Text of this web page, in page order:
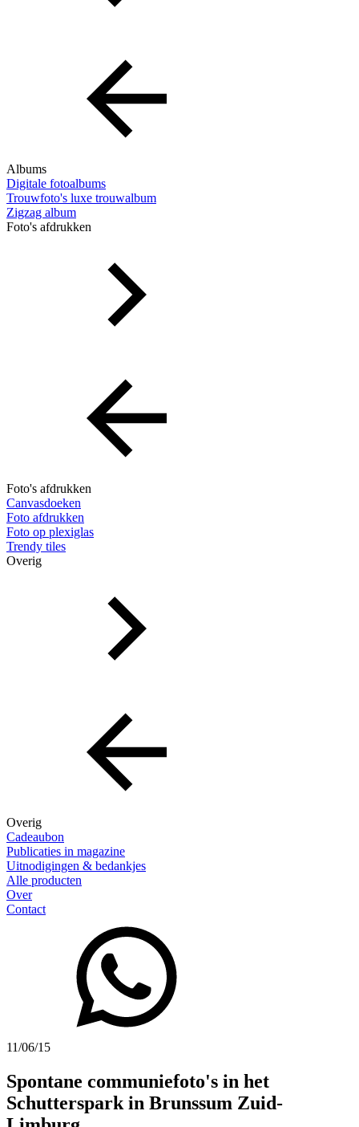
Albums
Digitale fotoalbums
Trouwfoto's luxe trouwalbum
Zigzag album
Foto's afdrukken
Foto's afdrukken
Canvasdoeken
Foto afdrukken
Foto op plexiglas
Trendy tiles
Overig
Overig
Cadeaubon
Publicaties in magazine
Uitnodigingen & bedankjes
Alle producten
Over
Contact
11/06/15
Spontane communiefoto's in het
Schutterspark in Brunssum Zuid-